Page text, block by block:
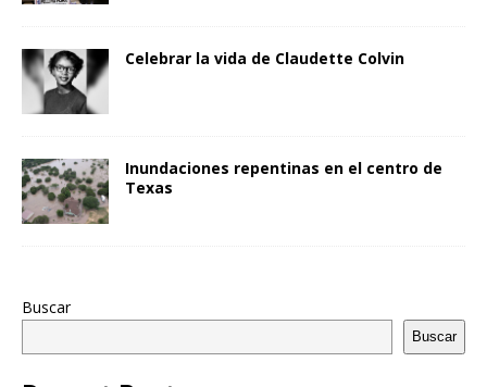
Celebrar la vida de Claudette Colvin
Inundaciones repentinas en el centro de
Texas
Buscar
Buscar